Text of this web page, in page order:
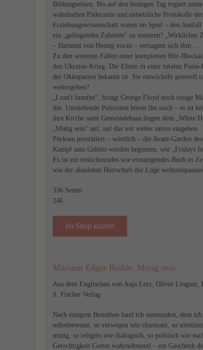
Bildungseliten. Bis auf den heutigen Tag regiert
wahnhaften Päderastie und entsetzliche Protokolle
Erziehungswissenschaft waren im Spiel – den
ein „gelingendes Zuhören“ zu notieren? „Wirkliches
– Hartmut von Hentig voran – versagten sich ihm ...
Zu den weiteren Fällen einer kompletten Hör-
den Ukraine-Krieg. Die Eltern in einer totalen Putin-
der Okkupation bekannt ist. Sie entwickeln generell
weitergehen?
„I can't breathe“, bringt George Floyd noch einige
ihn. Umstehende Polizisten hören ihn noch – es ist
ihre Kirche samt Gemeindehaus liegen dem „White
„Mutig sein“ auf, auf das wir weiter unten eingehen.
Pörksen porträtiert – wörtlich – die Avant-Garden
Kampf ums Gehört-werden beginnen, wie „Fridays
Es ist ein ernüchterndes wie ermutigendes Buch in
wie der absoluten Herrschaft der Lüge
336 Seiten
24€
Im Shop kaufen
Mariann Edgar Budde. Mutig sein
Aus dem Englischen von Anja Lerz, Oliver Lingner,
S. Fischer Verlag
Nach einigem Bemühen fand ich niemanden, dem
selbstbewusst, so verwegen wie charmant, so
mutig, so religiös wie dialogisch, so politisch wie
Gerechtigkeit Gottes wahrnehmend – ein Geschenk